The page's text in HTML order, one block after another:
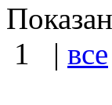
1
| все